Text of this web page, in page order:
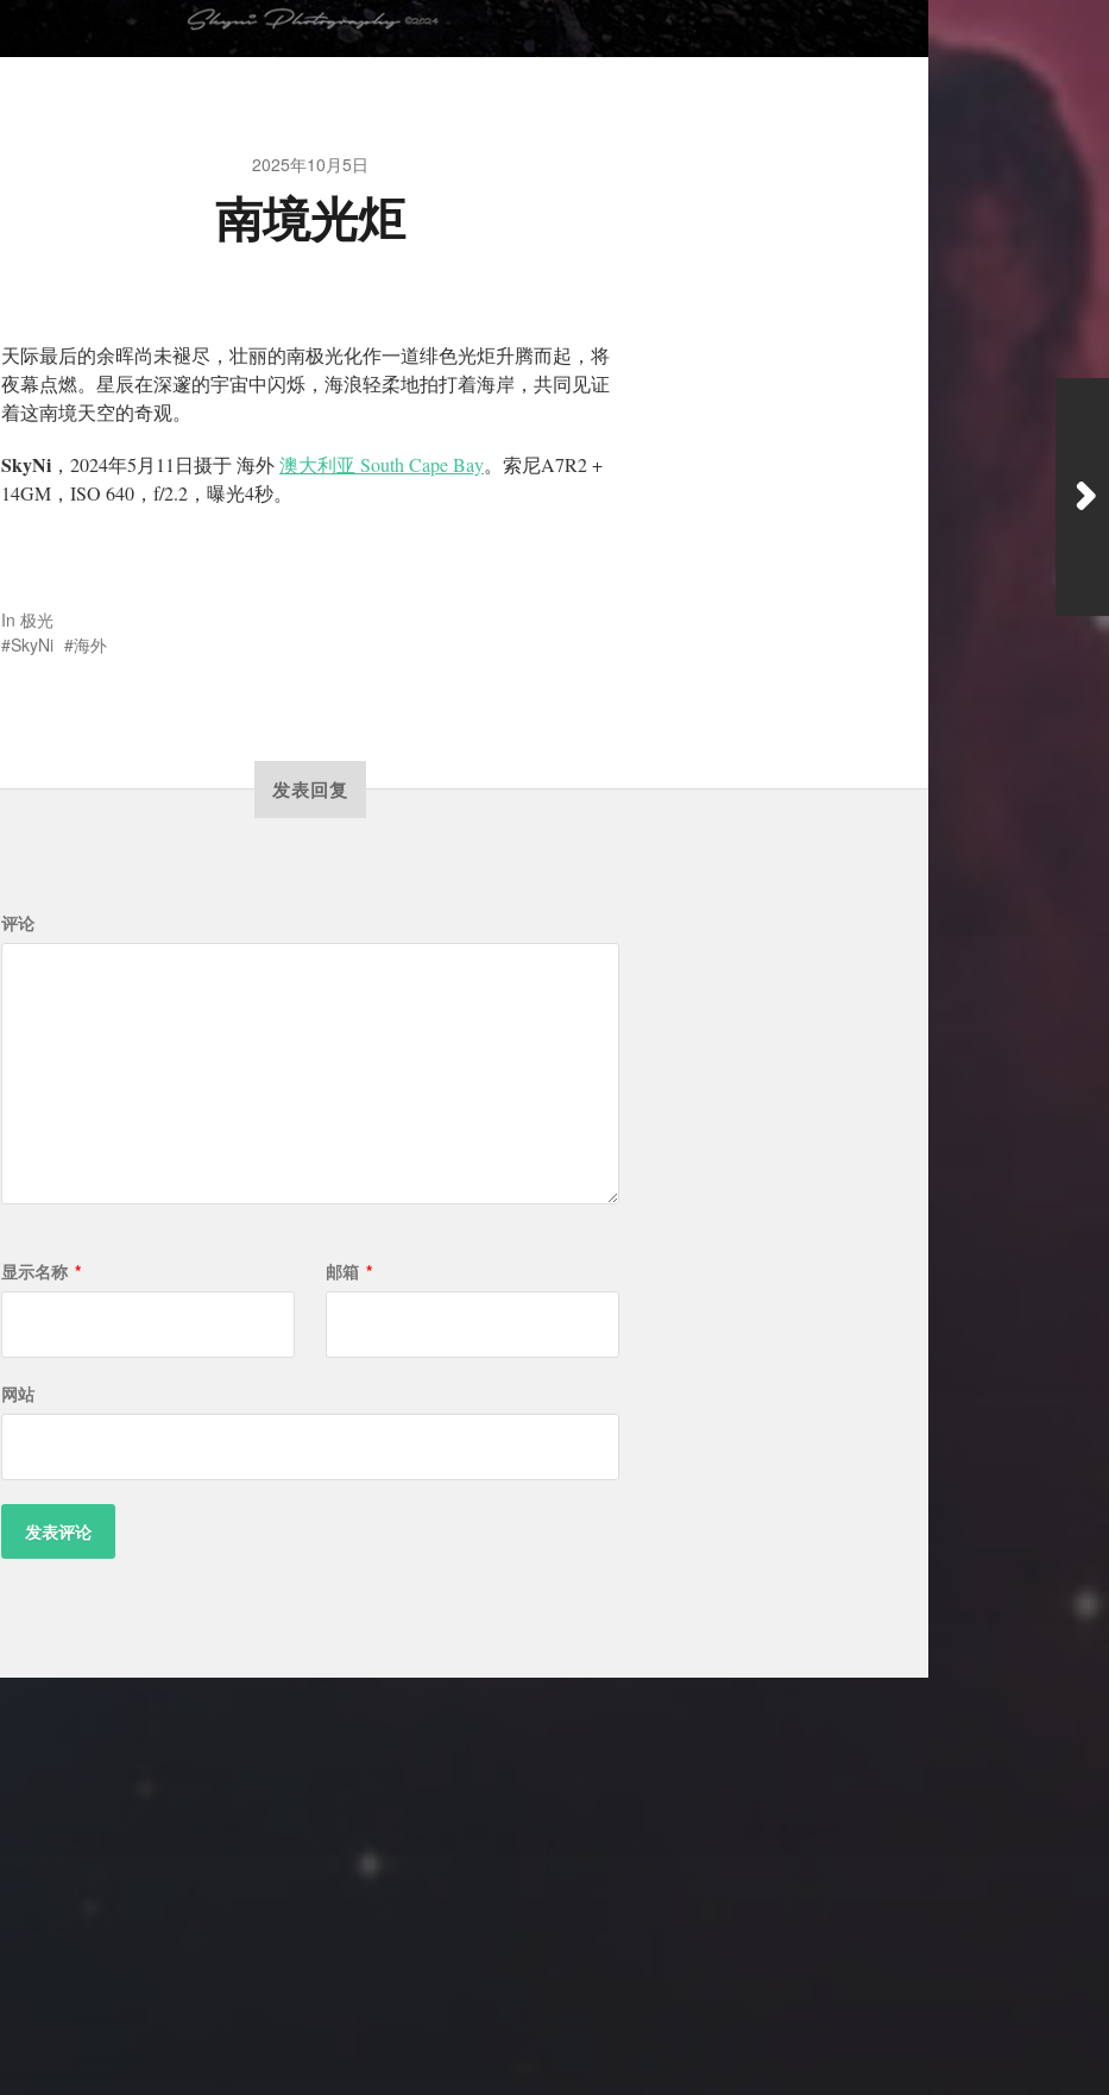
2025年10月5日
南境光炬
天际最后的余晖尚未褪尽，壮丽的南极光化作一道绯色光炬升腾而起，将
夜幕点燃。星辰在深邃的宇宙中闪烁，海浪轻柔地拍打着海岸，共同见证
着这南境天空的奇观。
SkyNi ，2024年5月11日摄于 海外澳大利亚 South Cape Bay。索尼A7R2 +
14GM，ISO 640，f/2.2，曝光4秒。
In 极光
SkyNi
海外
发表回复
评论
显示名称 * 邮箱 *
网站